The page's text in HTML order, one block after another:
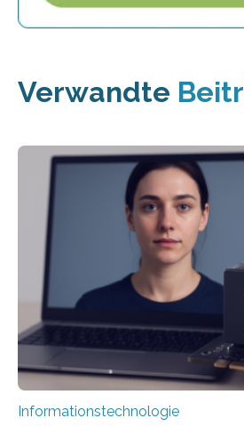
Verwandte
Informationstechnologie